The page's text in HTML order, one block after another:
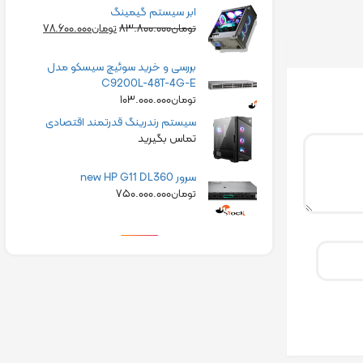
ابر سیستم گیمینگ
تومان۸۳.۸۰۰.۰۰۰تومان۷۸.۶۰۰.۰۰۰
بررسی و خرید سوئیچ سیسکو مدل
C9200L-48T-4G-E
تومان۱۰۳.۰۰۰.۰۰۰
سیستم رندرینگ قدرتمند اقتصادی
تماس بگیرید
سرور new HP G11 DL360
تومان۷۵۰.۰۰۰.۰۰۰